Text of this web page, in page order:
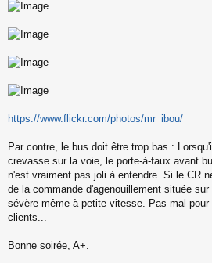
o
l
u
https://www.flickr.com/photos/mr_ibou/
Par contre, le bus doit être trop bas :
crevasse sur la voie, le porte-à-faux avant
n'est vraiment pas joli à entendre. Si le CR
de la commande d'agenouillement située
sévère même à petite vitesse. Pas mal pour
clients...
Bonne soirée, A+.